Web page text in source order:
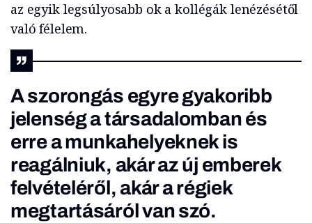
az egyik legsúlyosabb ok a kollégák lenézésétől
való félelem.
A szorongás egyre gyakoribb
jelenség a társadalomban és
erre a munkahelyeknek is
reagálniuk, akár az új emberek
felvételéről, akár a régiek
megtartásáról van szó.